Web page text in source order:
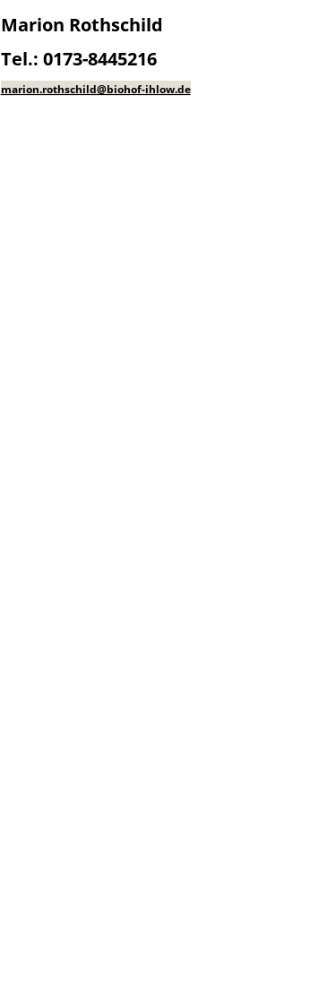
Marion Rothschild
Tel.: 0173-8445216
marion.rothschild@biohof-ihlow.de